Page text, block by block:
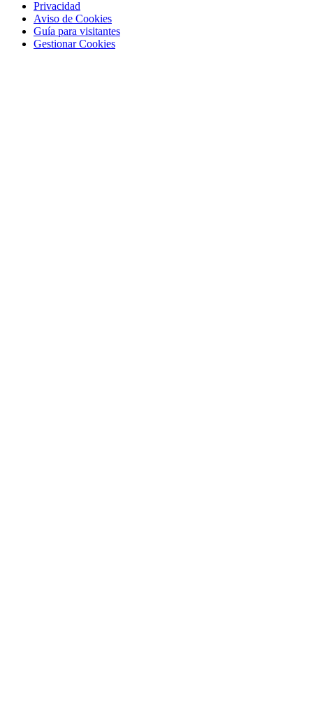
Privacidad
Aviso de Cookies
Guía para visitantes
Gestionar Cookies